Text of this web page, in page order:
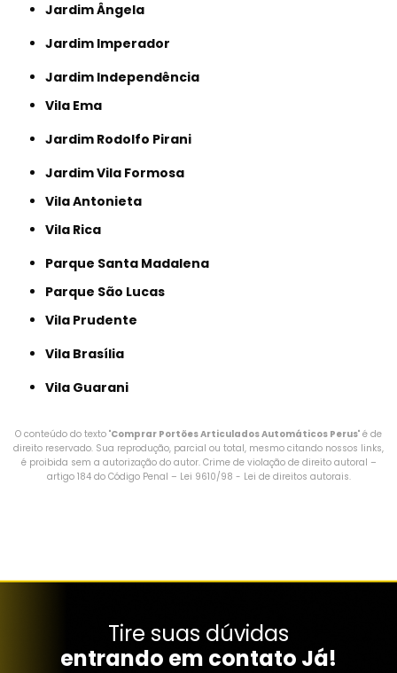
Jardim Ângela
Jardim Imperador
Jardim Independência
Vila Ema
Jardim Rodolfo Pirani
Jardim Vila Formosa
Vila Antonieta
Vila Rica
Parque Santa Madalena
Parque São Lucas
Vila Prudente
Vila Brasília
Vila Guarani
O conteúdo do texto "Comprar Portões Articulados Automáticos Perus" é de
direito reservado. Sua reprodução, parcial ou total, mesmo citando nossos links,
é proibida sem a autorização do autor. Crime de violação de direito autoral –
artigo 184 do Código Penal – Lei 9610/98 - Lei de direitos autorais.
Tire suas dúvidas
entrando em contato Já!